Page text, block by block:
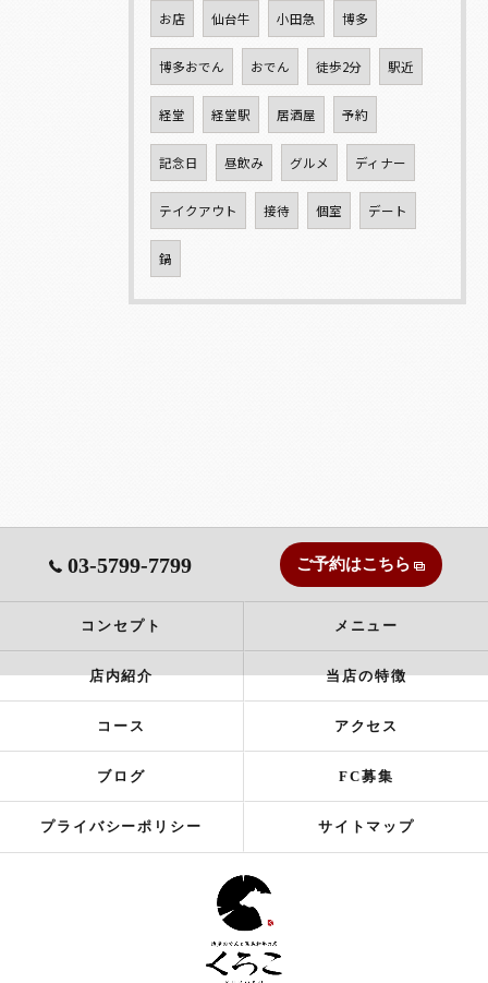
お店 仙台牛 小田急 博多
博多おでん おでん 徒歩2分 駅近
経堂 経堂駅 居酒屋 予約
記念日 昼飲み グルメ ディナー
テイクアウト 接待 個室 デート
鍋
03-5799-7799 ご予約はこちら
コンセプト メニュー
店内紹介 当店の特徴
コース アクセス
ブログ FC募集
プライバシーポリシー サイトマップ